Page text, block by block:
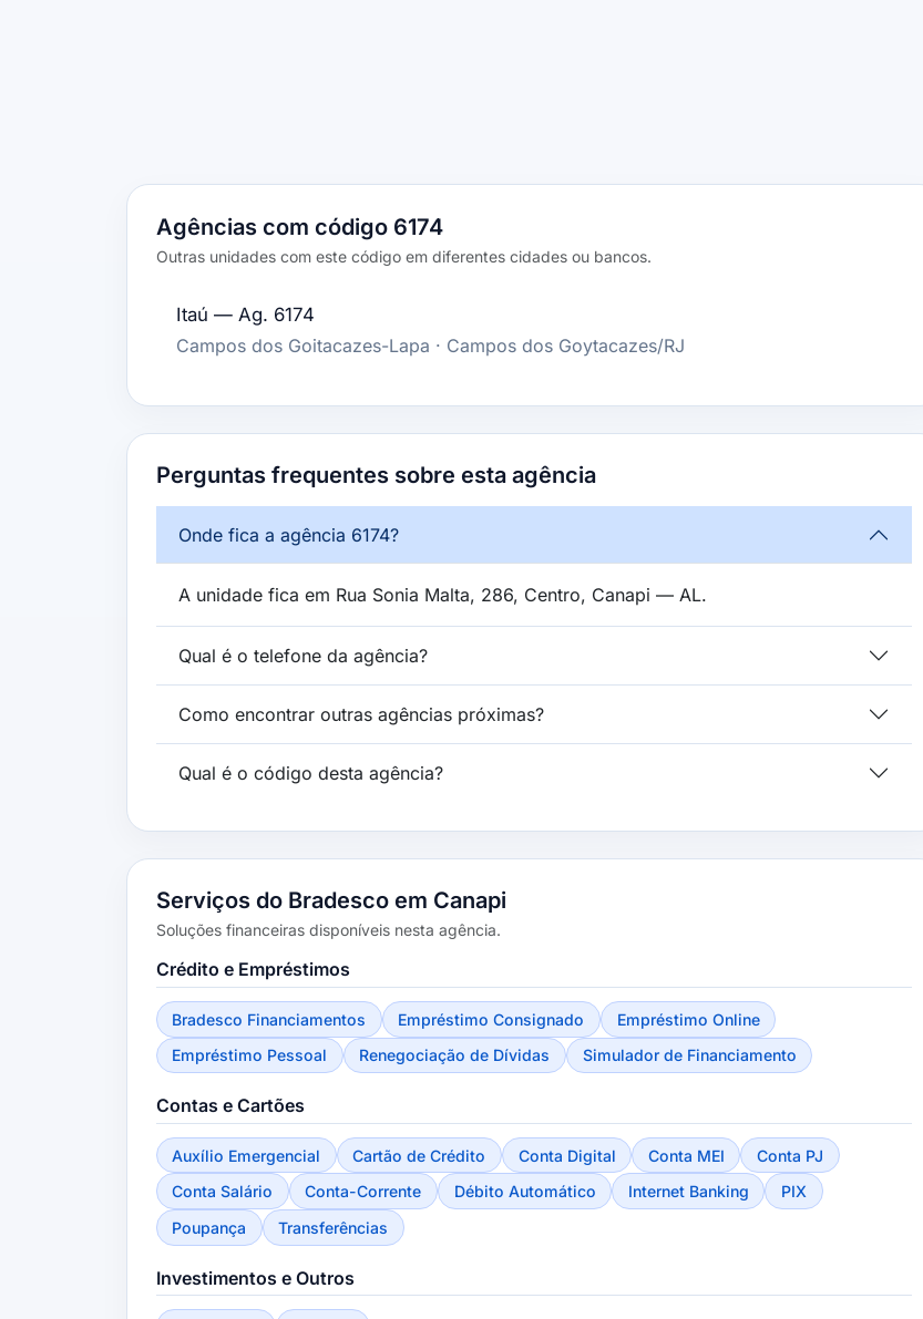
Agências com código 6174
Outras unidades com este código em diferentes cidades ou bancos.
Itaú — Ag. 6174
Campos dos Goitacazes-Lapa · Campos dos Goytacazes/RJ
Perguntas frequentes sobre esta agência
Onde fica a agência 6174?
A unidade fica em Rua Sonia Malta, 286, Centro, Canapi — AL.
Qual é o telefone da agência?
Como encontrar outras agências próximas?
Qual é o código desta agência?
Serviços do Bradesco em Canapi
Soluções financeiras disponíveis nesta agência.
Crédito e Empréstimos
Bradesco Financiamentos Empréstimo Consignado
Empréstimo Online
Empréstimo Pessoal
Renegociação de Dívidas Simulador de Financiamento
Contas e Cartões
Auxílio Emergencial Cartão de Crédito Conta Digital Conta MEI
Conta PJ
Conta Salário
Conta-Corrente Débito Automático Internet Banking
PIX
Poupança
Transferências
Investimentos e Outros